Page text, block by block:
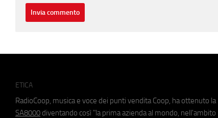
ETICA
RadioCoop, musica e voce dei punti vendita Coop, ha ottenuto la
SA8000 diventando così "la prima azienda al mondo, nell'ambito